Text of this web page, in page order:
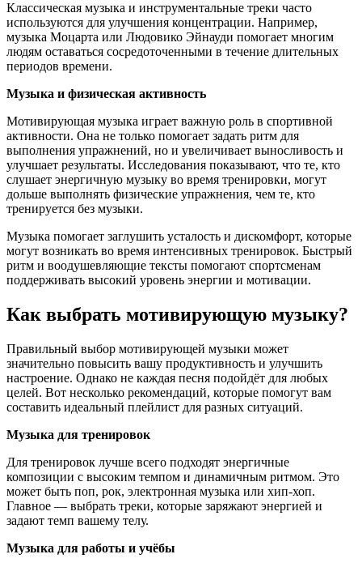
Классическая музыка и инструментальные треки часто
используются для улучшения концентрации. Например,
музыка Моцарта или Людовико Эйнауди помогает многим
людям оставаться сосредоточенными в течение длительных
периодов времени.
Музыка и физическая активность
Мотивирующая музыка играет важную роль в спортивной
активности. Она не только помогает задать ритм для
выполнения упражнений, но и увеличивает выносливость и
улучшает результаты. Исследования показывают, что те, кто
слушает энергичную музыку во время тренировки, могут
дольше выполнять физические упражнения, чем те, кто
тренируется без музыки.
Музыка помогает заглушить усталость и дискомфорт, которые
могут возникать во время интенсивных тренировок. Быстрый
ритм и воодушевляющие тексты помогают спортсменам
поддерживать высокий уровень энергии и мотивации.
Как выбрать мотивирующую музыку?
Правильный выбор мотивирующей музыки может
значительно повысить вашу продуктивность и улучшить
настроение. Однако не каждая песня подойдёт для любых
целей. Вот несколько рекомендаций, которые помогут вам
составить идеальный плейлист для разных ситуаций.
Музыка для тренировок
Для тренировок лучше всего подходят энергичные
композиции с высоким темпом и динамичным ритмом. Это
может быть поп, рок, электронная музыка или хип-хоп.
Главное — выбрать треки, которые заряжают энергией и
задают темп вашему телу.
Музыка для работы и учёбы